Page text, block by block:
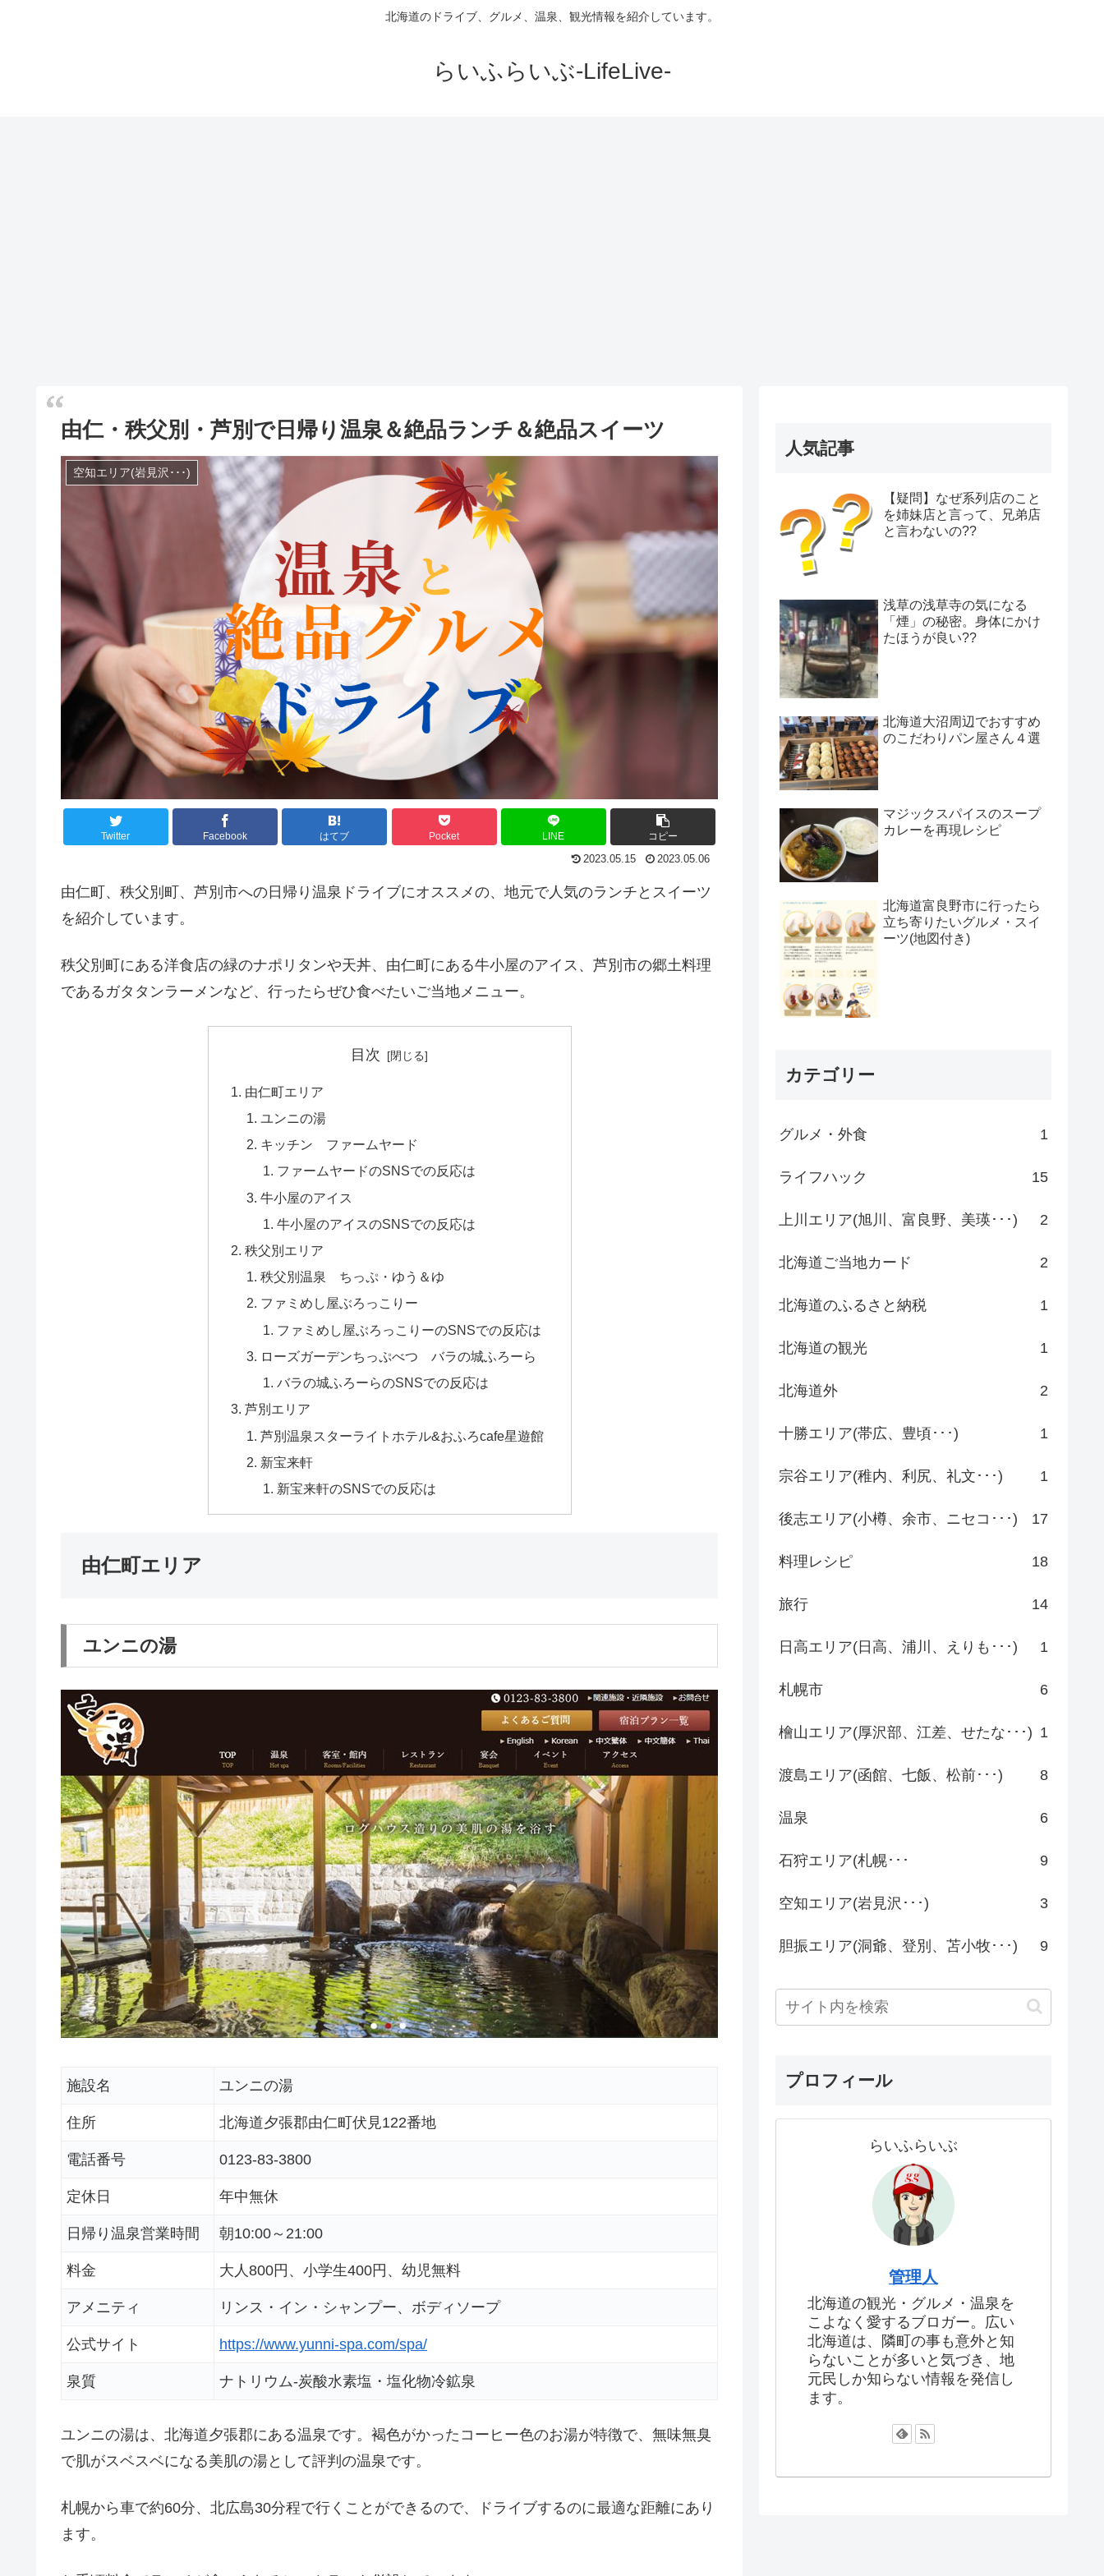
北海道のドライブ、グルメ、温泉、観光情報を紹介しています。
らいふらいぶ-LifeLive-
由仁・秩父別・芦別で日帰り温泉＆絶品ランチ＆絶品スイーツ
空知エリア(岩見沢･･･)
Twitter Facebook はてブ Pocket LINE コピー
2023.05.15 2023.05.06
由仁町、秩父別町、芦別市への日帰り温泉ドライブにオススメの、地元で人気のランチとスイーツ
を紹介しています。
秩父別町にある洋食店の緑のナポリタンや天丼、由仁町にある牛小屋のアイス、芦別市の郷土料理
であるガタタンラーメンなど、行ったらぜひ食べたいご当地メニュー。
目次
由仁町エリア
ユンニの湯
キッチン ファームヤード
ファームヤードのSNSでの反応は
牛小屋のアイス
牛小屋のアイスのSNSでの反応は
秩父別エリア
秩父別温泉 ちっぷ・ゆう＆ゆ
ファミめし屋ぶろっこりー
ファミめし屋ぶろっこりーのSNSでの反応は
ローズガーデンちっぷべつ バラの城ふろーら
バラの城ふろーらのSNSでの反応は
芦別エリア
芦別温泉スターライトホテル&おふろcafe星遊館
新宝来軒
新宝来軒のSNSでの反応は
由仁町エリア
ユンニの湯
施設名 ユンニの湯
住所 北海道夕張郡由仁町伏見122番地
電話番号 0123-83-3800
定休日 年中無休
日帰り温泉営業時間 朝10:00～21:00
料金 大人800円、小学生400円、幼児無料
アメニティ リンス・イン・シャンプー、ボディソープ
公式サイト https://www.yunni-spa.com/spa/
泉質 ナトリウム-炭酸水素塩・塩化物冷鉱泉
ユンニの湯は、北海道夕張郡にある温泉です。褐色がかったコーヒー色のお湯が特徴で、無味無臭
で肌がスベスベになる美肌の湯として評判の温泉です。
札幌から車で約60分、北広島30分程で行くことができるので、ドライブするのに最適な距離にあり
ます。
人気記事
【疑問】なぜ系列店のこと
を姉妹店と言って、兄弟店
と言わないの??
浅草の浅草寺の気になる
「煙」の秘密。身体にかけ
たほうが良い??
北海道大沼周辺でおすすめ
のこだわりパン屋さん４選
マジックスパイスのスープ
カレーを再現レシピ
北海道富良野市に行ったら
立ち寄りたいグルメ・スイ
ーツ(地図付き)
カテゴリー
グルメ・外食 1
ライフハック 15
上川エリア(旭川、富良野、美瑛･･･) 2
北海道ご当地カード 2
北海道のふるさと納税 1
北海道の観光 1
北海道外 2
十勝エリア(帯広、豊頃･･･) 1
宗谷エリア(稚内、利尻、礼文･･･) 1
後志エリア(小樽、余市、ニセコ･･･) 17
料理レシピ 18
旅行 14
日高エリア(日高、浦川、えりも･･･) 1
札幌市 6
檜山エリア(厚沢部、江差、せたな･･･) 1
渡島エリア(函館、七飯、松前･･･) 8
温泉 6
石狩エリア(札幌･･･ 9
空知エリア(岩見沢･･･) 3
胆振エリア(洞爺、登別、苫小牧･･･) 9
プロフィール
らいふらいぶ
管理人
北海道の観光・グルメ・温泉を
こよなく愛するブロガー。広い
北海道は、隣町の事も意外と知
らないことが多いと気づき、地
元民しか知らない情報を発信し
ます。